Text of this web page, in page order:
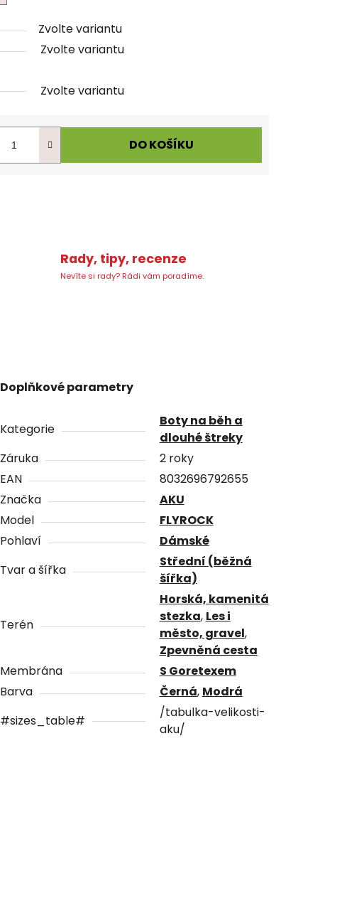
Zvolte variantu
Zvolte variantu
Zvolte variantu
DO KOŠÍKU
Rady, tipy, recenze
Nevíte si rady? Rádi vám poradíme.
Doplňkové parametry
Kategorie
Boty na běh a
dlouhé štreky
Záruka
2 roky
EAN
8032696792655
Značka
AKU
Model
FLYROCK
Pohlaví
Dámské
Tvar a šířka
Střední (běžná
šířka)
Terén
Horská, kamenitá
stezka, Les i
město, gravel,
Zpevněná cesta
Membrána
S Goretexem
Barva
Černá, Modrá
#sizes_table#
/tabulka-velikosti-
aku/